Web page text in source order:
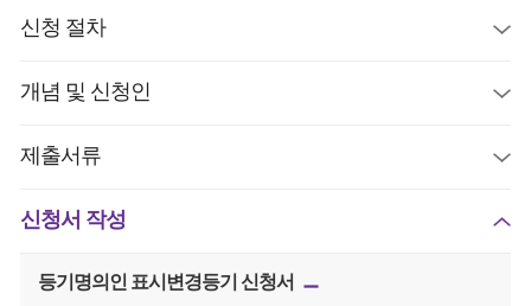
신청 절차
개념 및 신청인
제출서류
신청서 작성
등기명의인 표시변경등기 신청서